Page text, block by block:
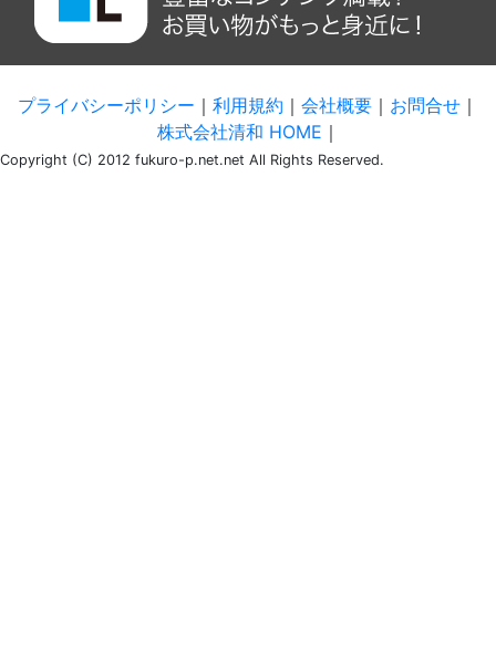
プライバシーポリシー ｜ 利用規約 ｜ 会社概要 ｜ お問合せ ｜
株式会社清和 HOME ｜
Copyright (C) 2012 fukuro-p.net.net All Rights Reserved.